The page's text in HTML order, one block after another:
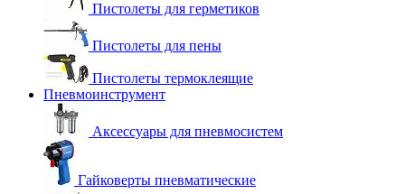
Пистолеты для герметиков
Пистолеты для пены
Пистолеты термоклеящие
Пневмоинструмент
Аксессуары для пневмосистем
Гайковерты пневматические